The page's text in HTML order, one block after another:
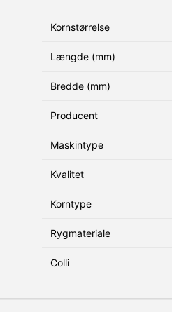
Kornstørrelse
Længde (mm)
Bredde (mm)
Producent
Maskintype
Kvalitet
Korntype
Rygmateriale
Colli